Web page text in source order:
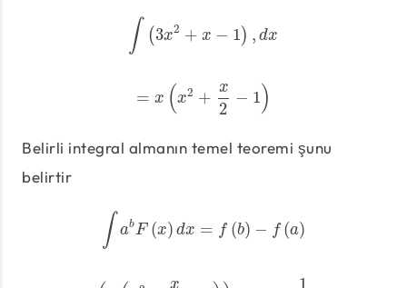
∫ (3x2 + x − 1) , dx
∫(3x 2+ x−1), dx
= x (x2 +
x
2
− 1)
=x(x 2+x 2− 1)
Belirli integral almanın temel teoremi şunu
belirtir
∫ abF (x) dx = f (b) − f (a)
∫abF(x)d x=f (b)−f (a)
x 1